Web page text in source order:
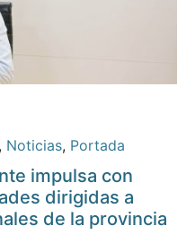
, Noticias, Portada
impulsa con
dirigidas a
de la provincia